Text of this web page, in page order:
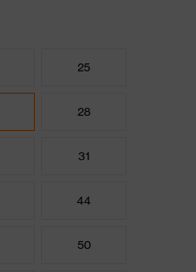
25
28
31
44
50